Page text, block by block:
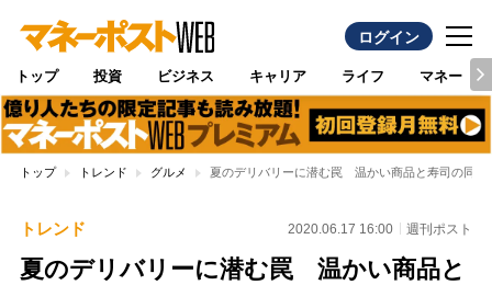
ログイン
トップ 投資 ビジネス キャリア ライフ マネー
トップ トレンド グルメ 夏のデリバリーに潜む罠 温かい商品と寿司の同梱
トレンド 2020.06.17 16:00 週刊ポスト
夏のデリバリーに潜む罠 温かい商品と